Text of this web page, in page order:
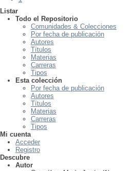
Listar
Todo el Repositorio
Comunidades & Colecciones
Por fecha de publicación
Autores
Títulos
Materias
Carreras
Tipos
Esta colección
Por fecha de publicación
Autores
Títulos
Materias
Carreras
Tipos
Mi cuenta
Acceder
Registro
Descubre
Autor